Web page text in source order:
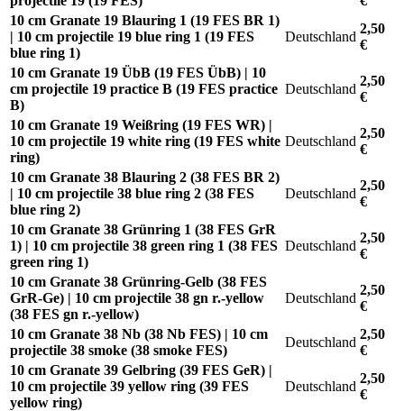
10 cm Granate 19 Blauring 1 (19 FES BR 1)
| 10 cm projectile 19 blue ring 1 (19 FES
blue ring 1)
Deutschland
2,50
€
10 cm Granate 19 ÜbB (19 FES ÜbB) | 10
cm projectile 19 practice B (19 FES practice
B)
Deutschland
2,50
€
10 cm Granate 19 Weißring (19 FES WR) |
10 cm projectile 19 white ring (19 FES white
ring)
Deutschland
2,50
€
10 cm Granate 38 Blauring 2 (38 FES BR 2)
| 10 cm projectile 38 blue ring 2 (38 FES
blue ring 2)
Deutschland
2,50
€
10 cm Granate 38 Grünring 1 (38 FES GrR
1) | 10 cm projectile 38 green ring 1 (38 FES
green ring 1)
Deutschland
2,50
€
10 cm Granate 38 Grünring-Gelb (38 FES
GrR-Ge) | 10 cm projectile 38 gn r.-yellow
(38 FES gn r.-yellow)
Deutschland
2,50
€
10 cm Granate 38 Nb (38 Nb FES) | 10 cm
projectile 38 smoke (38 smoke FES)
Deutschland
2,50
€
10 cm Granate 39 Gelbring (39 FES GeR) |
10 cm projectile 39 yellow ring (39 FES
yellow ring)
Deutschland
2,50
€